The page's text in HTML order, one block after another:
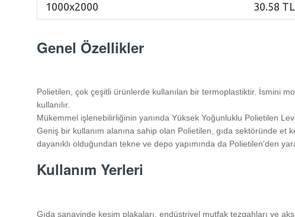
1000x2000 30.58 TL
Genel Özellikler
Polietilen, çok çeşitli ürünlerde kullanılan bir termoplastiktir. İsmini
kullanılır.
Mükemmel işlenebilirliğinin yanında Yüksek Yoğunluklu Polietilen
Geniş bir kullanım alanına sahip olan Polietilen, gıda sektöründe et
dayanıklı olduğundan tekne ve depo yapımında da Polietilen'den
Kullanım Yerleri
Gıda sanayinde kesim plakaları, endüstriyel mutfak tezgahları ve